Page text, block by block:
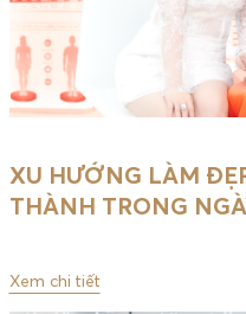
XU HƯỚNG LÀM
THÀNH TRONG
Xem chi tiết